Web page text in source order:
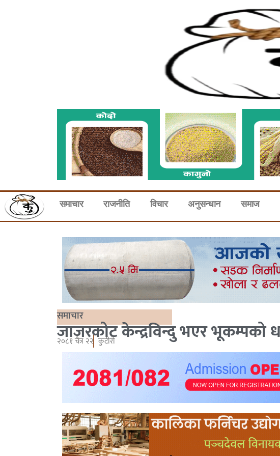
समाचार राजनीति विचार अनुसन्धान समाज
समाचार
जाजरकोट केन्द्रविन्दु भएर भूकम्पको
२०८१ चैत्र २२ कुटीरो